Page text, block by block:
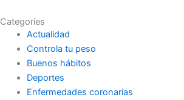
Categories
Actualidad
Controla tu peso
Buenos hábitos
Deportes
Enfermedades coronarias